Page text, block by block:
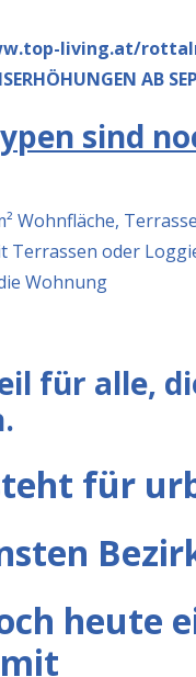
living.at/
AB
sind
Wohnfläche,
Terrassen oder
Wohnung
für alle,
für
heute